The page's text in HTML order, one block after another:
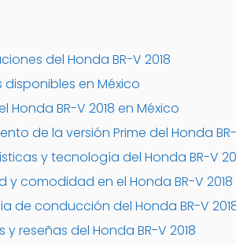
del Honda BR-V 2018
disponibles en México
Honda BR-V 2018 en México
de la versión Prime del Honda BR-
y tecnología del Honda BR-V
y comodidad en el Honda BR-V 2018
de conducción del Honda BR-V
y reseñas del Honda BR-V 2018